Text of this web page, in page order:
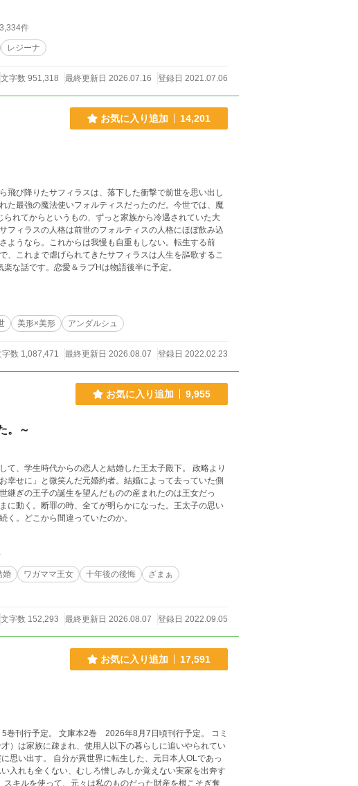
籍の誤字脱字につきましては近況
件
レジーナ
文字数 951,318 最終更新日 2026.07.16 登録日 2021.07.06
お気に入り追加 14,201
飛び降りたサフィラスは、落下した衝撃で前世を思い出し
た最強の魔法使いフォルティスだったのだ。今世では、魔
れてからというもの、ずっと家族から冷遇されていた大
フィラスの人格は前世のフォルティスの人格にほぼ飲み込
ようなら。これからは我慢も自重もしない。転生する前
、これまで虐げられてきたサフィラスは人生を謳歌するこ
な話です。恋愛＆ラブHは物語後半に予定。
美形×美形 アンダルシュ
字数 1,087,471 最終更新日 2026.08.07 登録日 2022.02.23
お気に入り追加 9,955
。～
て、学生時代からの恋人と結婚した王太子殿下。 政略より
幸せに」と微笑んだ元婚約者。結婚によって去っていた側
継ぎの王子の誕生を望んだものの産まれたのは王女だっ
に動く。断罪の時、全てが明らかになった。王太子の思い
く。どこから間違っていたのか。
婚 ワガママ王女 十年後の後悔
ざまぁ
文字数 152,293 最終更新日 2026.08.07 登録日 2022.09.05
お気に入り追加 17,591
思い出す。 自分が異世界に転生した、元日本人OLであっ